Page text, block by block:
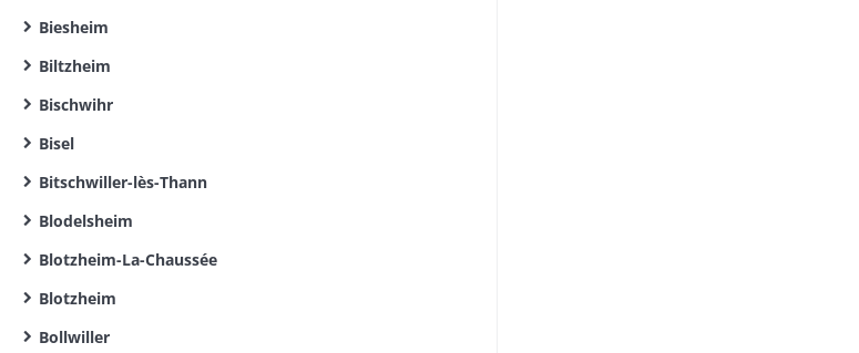
Biesheim
Biltzheim
Bischwihr
Bisel
Bitschwiller-lès-Thann
Blodelsheim
Blotzheim-La-Chaussée
Blotzheim
Bollwiller